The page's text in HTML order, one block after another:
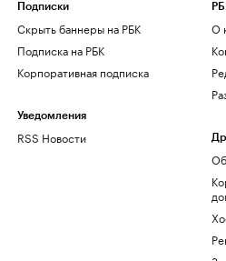
Подписки
Скрыть баннеры на РБК
Подписка на РБК
Корпоративная подписка
Уведомления
RSS Новости
О